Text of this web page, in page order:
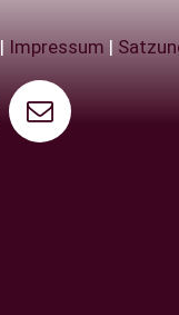
| Impressum |